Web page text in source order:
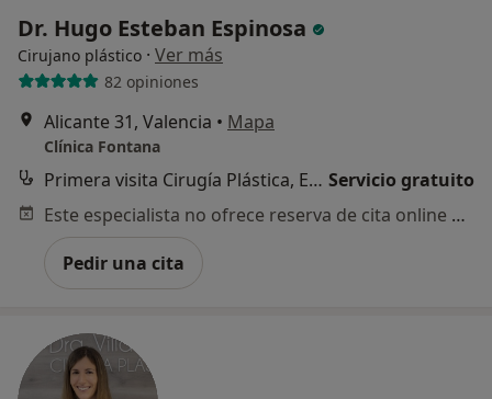
Dr. Hugo Esteban Espinosa
Cirujano plástico · Ver más
82 opiniones
Alicante 31, Valencia • Mapa
Clínica Fontana
Primera visita Cirugía Plástica, Estética y Reparadora Servicio gratuito
Este especialista no ofrece reserva de cita online en esta dirección.
Pedir una cita